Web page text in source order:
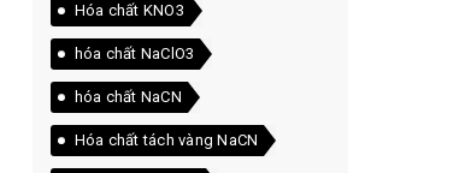
Hóa chất KNO3
hóa chất NaClO3
hóa chất NaCN
Hóa chất tách vàng NaCN